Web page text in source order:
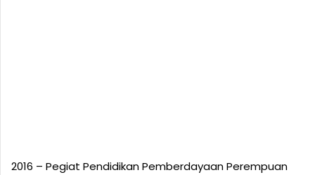
2016 – Pegiat Pendidikan Pemberdayaan Perempuan